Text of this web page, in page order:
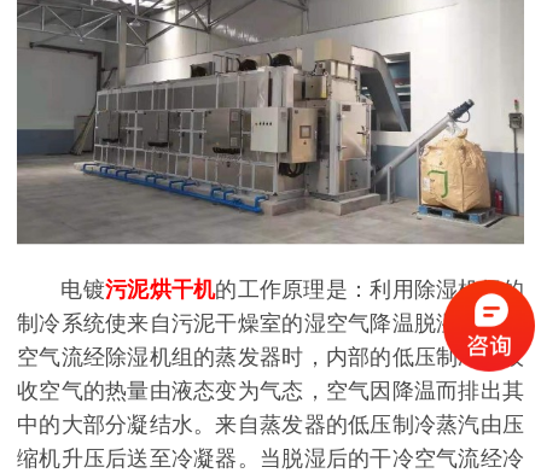
电镀污泥烘干机的工作原理是：利用除湿机组的
制冷系统使来自污泥干燥室的湿空气降温脱湿。当湿
空气流经除湿机组的蒸发器时，内部的低压制冷剂吸
收空气的热量由液态变为气态，空气因降温而排出其
中的大部分凝结水。来自蒸发器的低压制冷蒸汽由压
缩机升压后送至冷凝器。当脱湿后的干冷空气流经冷